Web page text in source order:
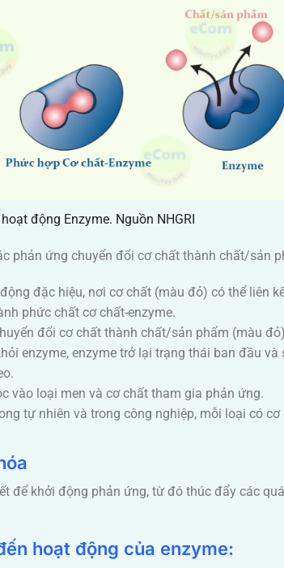
động Enzyme. Nguồn NHGRI
phản ứng chuyển đổi cơ chất thành chất/sản
đặc hiệu, nơi cơ chất (màu đỏ) có thể liên
phức chất cơ chất-enzyme.
đổi cơ chất thành chất/sản phẩm (màu
enzyme, enzyme trở lại trạng thái ban đầu và
vào loại men và cơ chất tham gia phản ứng.
tự nhiên và trong công nghiệp, mỗi loại có cơ
để khởi động phản ứng, từ đó thúc đẩy các
hoạt động của enzyme: